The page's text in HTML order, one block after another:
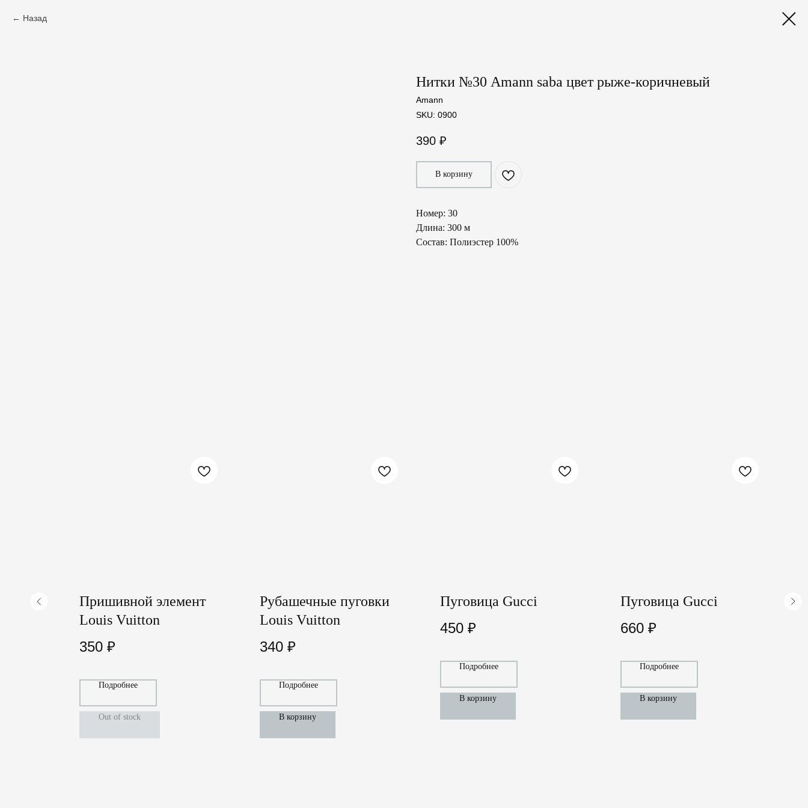
Назад
Нитки №30 Amann saba цвет рыже-коричневый
Amann
SKU: 0900
390 ₽
В корзину
Номер: 30
Длина: 300 м
Состав: Полиэстер 100%
Пришивной элемент
Louis Vuitton
350 ₽
Подробнее
Out of stock
Рубашечные пуговки
Louis Vuitton
340 ₽
Подробнее
В корзину
Пуговица Gucci
450 ₽
Подробнее
В корзину
Пуговица Gucci
660 ₽
Подробнее
В корзину